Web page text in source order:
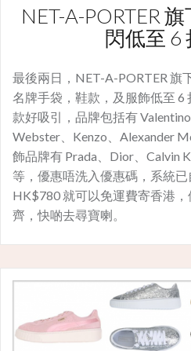
NET-A-PORTER
閃低至 6
最後兩日，NET-A-PORTER 旗
名牌手袋，鞋款，及服飾低至 6
款好吸引，品牌包括有
Webster、Kenzo、Alexander
飾品牌有 Prada、Dior、Calvin
等，優惠唔洗入優惠碼，系統
HK$780 就可以免運費寄香港
齊，快啲去尋寶喇。